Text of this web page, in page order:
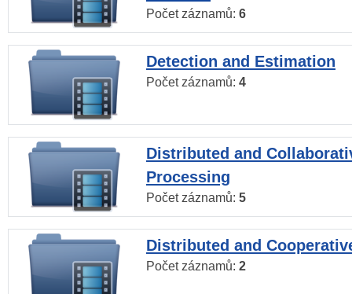
Počet záznamů: 6
Detection and Estimation
Počet záznamů: 4
Distributed and
Processing
Počet záznamů: 5
Distributed and
Počet záznamů: 2